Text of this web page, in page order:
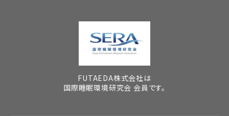
FUTAEDA株式会社は
国際睡眠環境研究会 会員です。